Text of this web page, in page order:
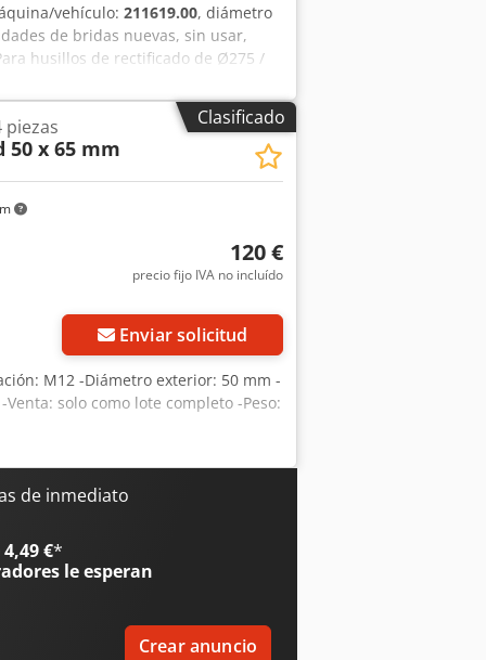
vehículo: 211619.00, diámetro
de bridas nuevas, sin usar,
husillos de rectificado de Ø275 /
para la sujeción de herramientas
160 mm. 300x160x160 Dedpfx
es de 1.270 €, neto, en nuestras
omisiones en todos los datos
Clasificado
piezas
50 x 65 mm
120 €
precio fijo IVA no incluído
Enviar solicitud
M12 -Diámetro exterior: 50 mm -
solo como lote completo -Peso:
de inmediato
€*
le esperan
Crear anuncio